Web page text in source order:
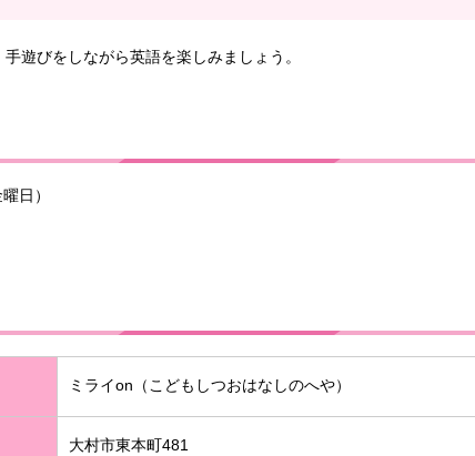
遊びをしながら英語を楽しみましょう。
日）
ミライon（こどもしつおはなしのへや）
大村市東本町481